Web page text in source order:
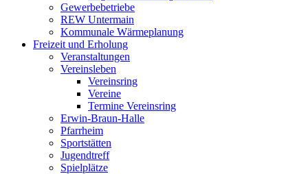
Gewerbebetriebe
REW Untermain
Kommunale Wärmeplanung
Freizeit und Erholung
Veranstaltungen
Vereinsleben
Vereinsring
Vereine
Termine Vereinsring
Erwin-Braun-Halle
Pfarrheim
Sportstätten
Jugendtreff
Spielplätze